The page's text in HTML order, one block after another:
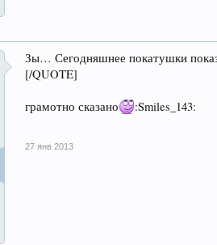
Зы… Сегодняшнее покатушки
[/QUOTE]
грамотно сказано :Smiles_143:
27 янв 2013